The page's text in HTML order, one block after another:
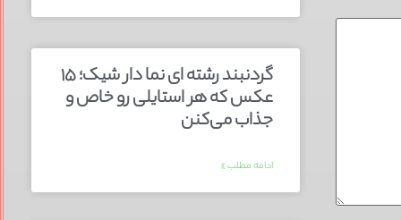
گردنبند رشته ای نما دار شیک؛ ۱۵
عکس که هر استایلی رو خاص و
جذاب می‌کنن
ادامه مطلب »